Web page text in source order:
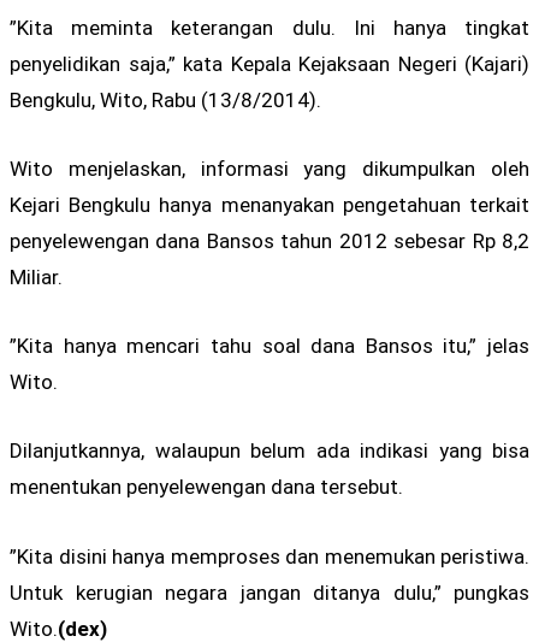
”Kita meminta keterangan dulu. Ini hanya tingkat
penyelidikan saja,” kata Kepala Kejaksaan Negeri (Kajari)
Bengkulu, Wito, Rabu (13/8/2014).
Wito menjelaskan, informasi yang dikumpulkan oleh
Kejari Bengkulu hanya menanyakan pengetahuan terkait
penyelewengan dana Bansos tahun 2012 sebesar Rp 8,2
Miliar.
”Kita hanya mencari tahu soal dana Bansos itu,” jelas
Wito.
Dilanjutkannya, walaupun belum ada indikasi yang bisa
menentukan penyelewengan dana tersebut.
”Kita disini hanya memproses dan menemukan peristiwa.
Untuk kerugian negara jangan ditanya dulu,” pungkas
Wito.(dex)